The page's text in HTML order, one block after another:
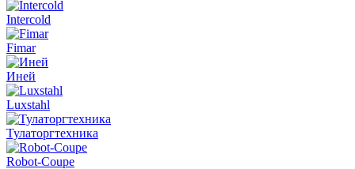
Intercold
Fimar
Иней
Luxstahl
Тулаторгтехника
Robot-Coupe